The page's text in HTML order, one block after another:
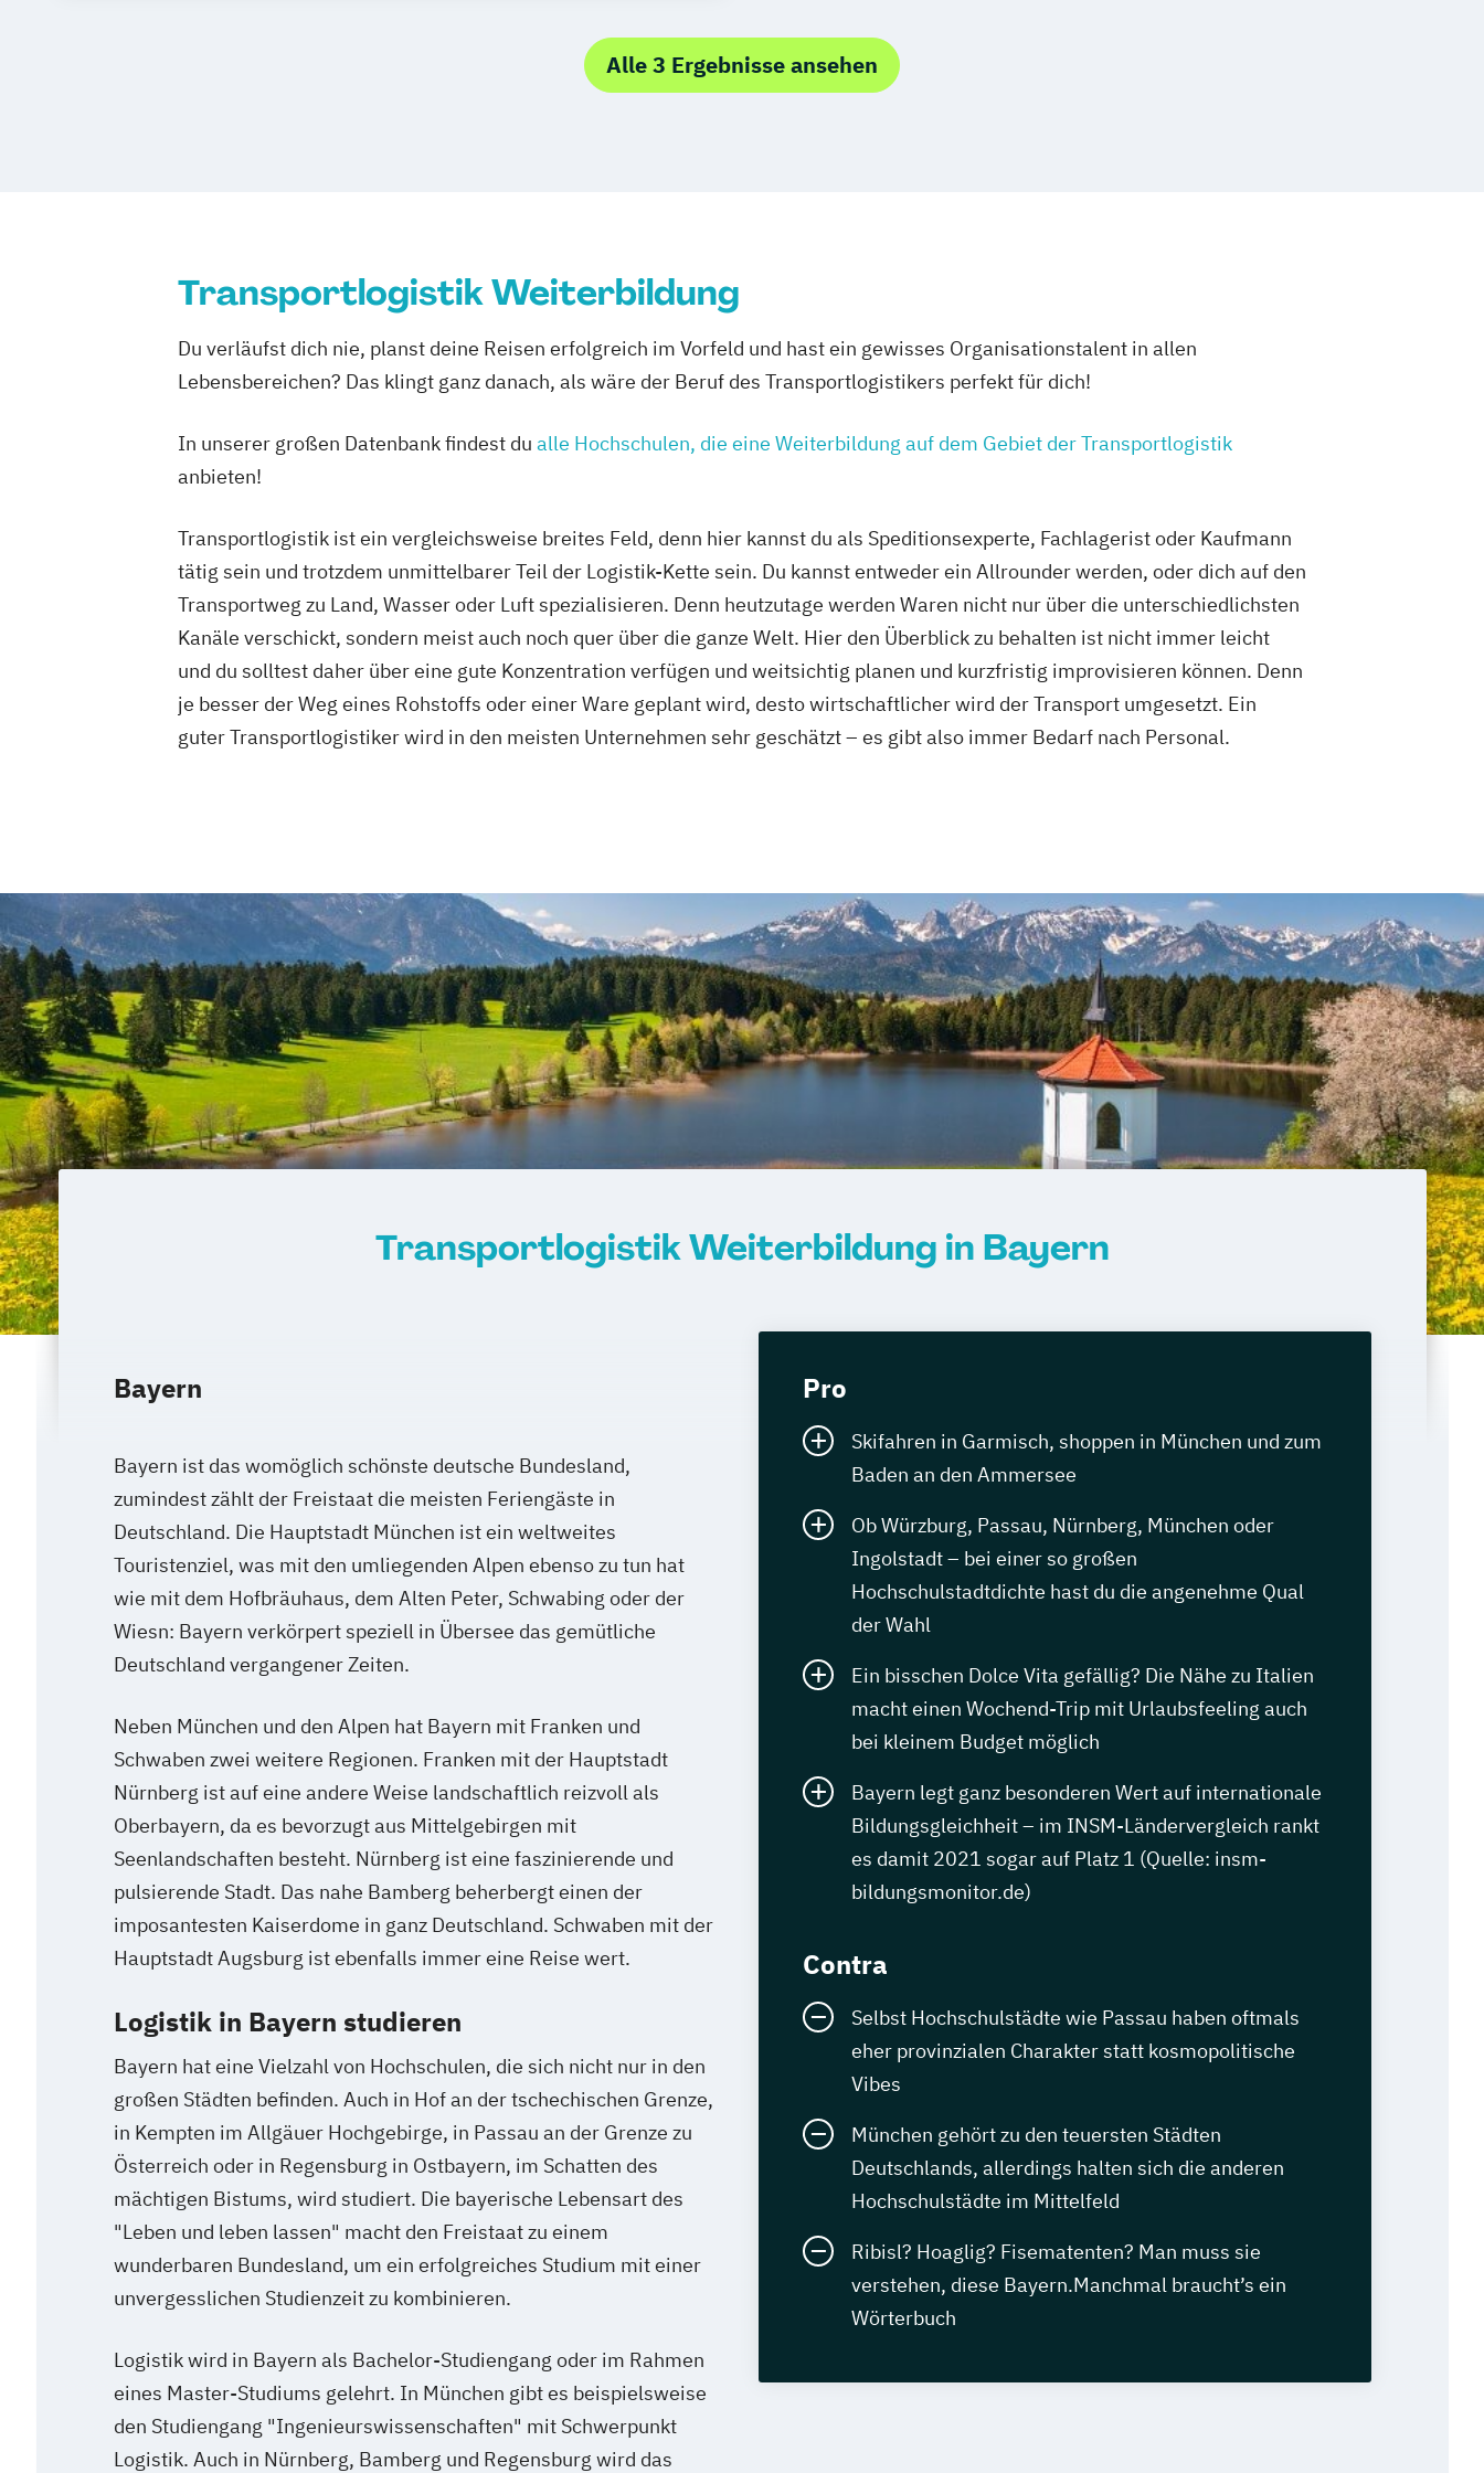
Logistikmanagement
Lagerverwaltung für Procurement Prozesse
Supply Chain Management in der Logistik
Supply Chain Management
Transportwirtschaft und Logistik
Alle 3 Ergebnisse ansehen
Transportlogistik Weiterbildung
Du verläufst dich nie, planst deine Reisen erfolgreich im Vorfeld und hast ein gewisses Organisationstalent in allen
Lebensbereichen? Das klingt ganz danach, als wäre der Beruf des Transportlogistikers perfekt für dich!
In unserer großen Datenbank findest du alle Hochschulen, die eine Weiterbildung auf dem Gebiet der Transportlogistik
anbieten!
Transportlogistik ist ein vergleichsweise breites Feld, denn hier kannst du als Speditionsexperte, Fachlagerist oder Kaufmann
tätig sein und trotzdem unmittelbarer Teil der Logistik-Kette sein. Du kannst entweder ein Allrounder werden, oder dich auf den
Transportweg zu Land, Wasser oder Luft spezialisieren. Denn heutzutage werden Waren nicht nur über die unterschiedlichsten
Kanäle verschickt, sondern meist auch noch quer über die ganze Welt. Hier den Überblick zu behalten ist nicht immer leicht
und du solltest daher über eine gute Konzentration verfügen und weitsichtig planen und kurzfristig improvisieren können. Denn
je besser der Weg eines Rohstoffs oder einer Ware geplant wird, desto wirtschaftlicher wird der Transport umgesetzt. Ein
guter Transportlogistiker wird in den meisten Unternehmen sehr geschätzt – es gibt also immer Bedarf nach Personal.
Transportlogistik Weiterbildung in Bayern
Bayern
Bayern ist das womöglich schönste deutsche Bundesland,
zumindest zählt der Freistaat die meisten Feriengäste in
Deutschland. Die Hauptstadt München ist ein weltweites
Touristenziel, was mit den umliegenden Alpen ebenso zu tun hat
wie mit dem Hofbräuhaus, dem Alten Peter, Schwabing oder der
Wiesn: Bayern verkörpert speziell in Übersee das gemütliche
Deutschland vergangener Zeiten.
Neben München und den Alpen hat Bayern mit Franken und
Schwaben zwei weitere Regionen. Franken mit der Hauptstadt
Nürnberg ist auf eine andere Weise landschaftlich reizvoll als
Oberbayern, da es bevorzugt aus Mittelgebirgen mit
Seenlandschaften besteht. Nürnberg ist eine faszinierende und
pulsierende Stadt. Das nahe Bamberg beherbergt einen der
imposantesten Kaiserdome in ganz Deutschland. Schwaben mit der
Hauptstadt Augsburg ist ebenfalls immer eine Reise wert.
Logistik in Bayern studieren
Bayern hat eine Vielzahl von Hochschulen, die sich nicht nur in den
großen Städten befinden. Auch in Hof an der tschechischen Grenze,
in Kempten im Allgäuer Hochgebirge, in Passau an der Grenze zu
Österreich oder in Regensburg in Ostbayern, im Schatten des
mächtigen Bistums, wird studiert. Die bayerische Lebensart des
"Leben und leben lassen" macht den Freistaat zu einem
wunderbaren Bundesland, um ein erfolgreiches Studium mit einer
unvergesslichen Studienzeit zu kombinieren.
Logistik wird in Bayern als Bachelor-Studiengang oder im Rahmen
eines Master-Studiums gelehrt. In München gibt es beispielsweise
den Studiengang "Ingenieurswissenschaften" mit Schwerpunkt
Logistik. Auch in Nürnberg, Bamberg und Regensburg wird das
Pro
Skifahren in Garmisch, shoppen in München und zum
Baden an den Ammersee
Ob Würzburg, Passau, Nürnberg, München oder
Ingolstadt – bei einer so großen
Hochschulstadtdichte hast du die angenehme Qual
der Wahl
Ein bisschen Dolce Vita gefällig? Die Nähe zu Italien
macht einen Wochend-Trip mit Urlaubsfeeling auch
bei kleinem Budget möglich
Bayern legt ganz besonderen Wert auf internationale
Bildungsgleichheit – im INSM-Ländervergleich rankt
es damit 2021 sogar auf Platz 1 (Quelle: insm-
bildungsmonitor.de)
Contra
Selbst Hochschulstädte wie Passau haben oftmals
eher provinzialen Charakter statt kosmopolitische
Vibes
München gehört zu den teuersten Städten
Deutschlands, allerdings halten sich die anderen
Hochschulstädte im Mittelfeld
Ribisl? Hoaglig? Fisematenten? Man muss sie
verstehen, diese Bayern.Manchmal braucht’s ein
Wörterbuch